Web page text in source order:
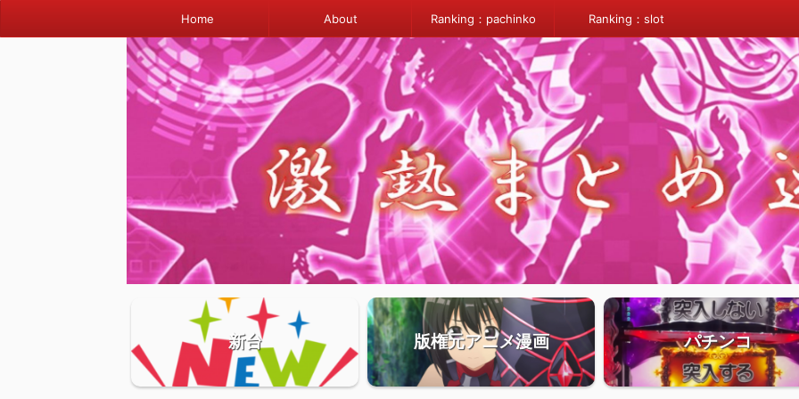
Home About Ranking：pachinko Ranking：slot
新台 版権元アニメ漫画 パチンコ